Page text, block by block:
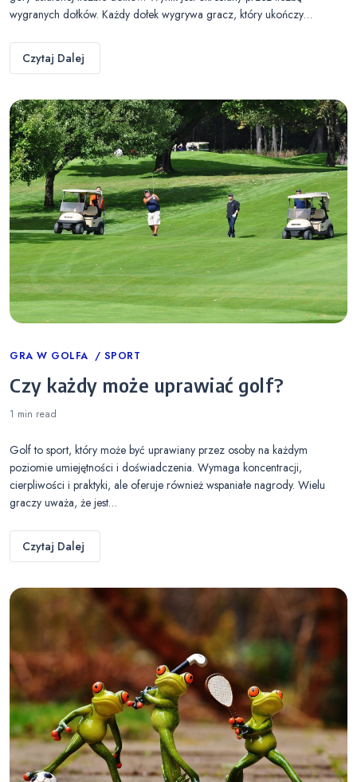
wygranych dołków. Każdy dołek wygrywa gracz, który ukończy…
Czytaj Dalej
Categories
GRA W GOLFA SPORT
Czy każdy może uprawiać golf?
1 min read
Golf to sport, który może być uprawiany przez osoby na każdym
poziomie umiejętności i doświadczenia. Wymaga koncentracji,
cierpliwości i praktyki, ale oferuje również wspaniałe nagrody. Wielu
graczy uważa, że jest…
Czytaj Dalej